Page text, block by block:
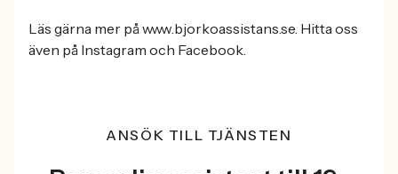
Läs gärna mer på www.bjorkoassistans.se. Hitta oss
även på Instagram och Facebook.
ANSÖK TILL TJÄNSTEN